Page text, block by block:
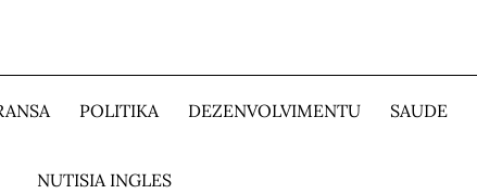
POLITIKA DEZENVOLVIMENTU SAUDE
NUTISIA INGLES